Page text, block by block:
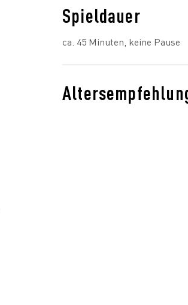
Spieldauer
ca. 45 Minuten, keine Pause